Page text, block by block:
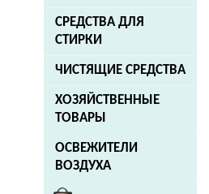
СРЕДСТВА ДЛЯ
СТИРКИ
ЧИСТЯЩИЕ СРЕДСТВА
ХОЗЯЙСТВЕННЫЕ
ТОВАРЫ
ОСВЕЖИТЕЛИ
ВОЗДУХА